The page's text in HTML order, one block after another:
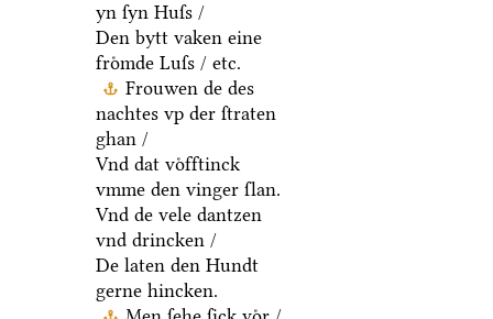
yn ſyn Huſs /
Den bytt vaken eine
froͤmde Luſs / etc.
Frouwen de des
nachtes vp der ſtraten
ghan /
Vnd dat voͤfftinck
vmme den vinger ſlan.
Vnd de vele dantzen
vnd drincken /
De laten den Hundt
gerne hincken.